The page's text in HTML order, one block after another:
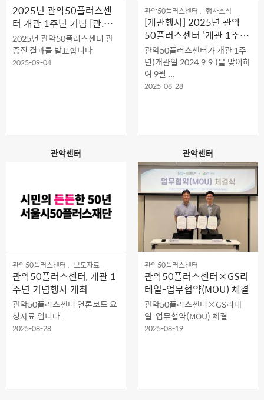
2025년 관악50플러스센
터 개관 1주년 기념 [관.종.
전] 공모전 결과 발표
2025년 관악50플러스센터 관
종전 결과를 발표합니다
2025-09-04
관악50플러스센터 , 행사소식
[개관행사] 2025년 관악
50플러스센터 '개관 1주년
기념' [관자놀이!] 행사 개최
관악50플러스센터가 개관 1주
년(개관일 2024.9.9.)을 맞이하
여 9월 ...
2025-08-28
관악센터
관악50플러스센터 , 보도자료
관악50플러스센터, 개관 1
주년 기념행사 개최
관악50플러스센터 언론보도 요
청자료 입니다.
2025-08-28
관악센터
관악50플러스센터
관악50플러스센터×GS리
테일-업무협약(MOU) 체결
관악50플러스센터×GS리테
일-업무협약(MOU) 체결
2025-08-19